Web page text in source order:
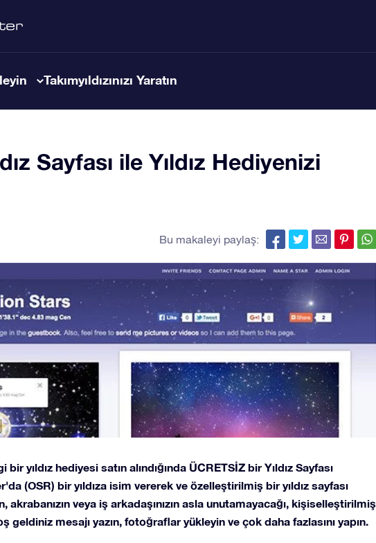
Takımyıldızınızı Yaratın
Sayfası ile Yıldız Hediyenizi
Bu makaleyi paylaş:
yıldız hediyesi satın alındığında ÜCRETSİZ bir Yıldız Sayfası
(OSR) bir yıldıza isim vererek ve özelleştirilmiş bir yıldız sayfası
akrabanızın veya iş arkadaşınızın asla unutamayacağı, kişiselleştirilmiş
geldiniz mesajı yazın, fotoğraflar yükleyin ve çok daha fazlasını yapın.